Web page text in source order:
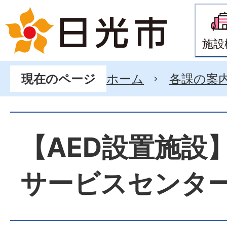
施
現在のページ ホーム 各課の案
【AED設置施設
サービスセンタ